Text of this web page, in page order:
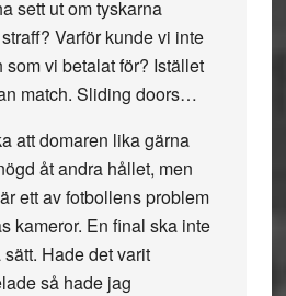
sett ut om tyskarna
Varför kunde vi inte
som vi betalat för? Istället
match. Sliding doors…
att domaren lika gärna
åt andra hållet, men
ett av fotbollens problem
kameror. En final ska inte
Hade det varit
så hade jag